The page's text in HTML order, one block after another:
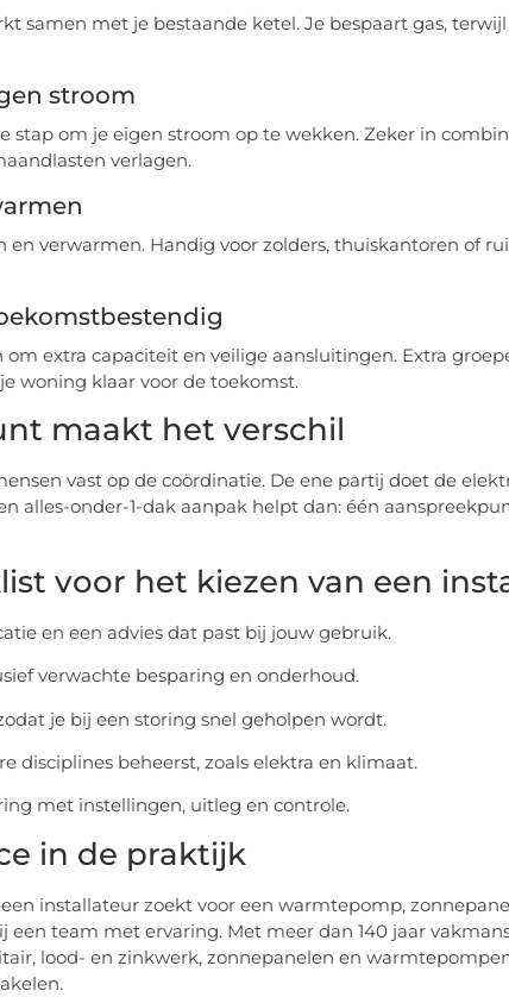
samen met je bestaande ketel. Je bespaart gas,
stroom
stap om je eigen stroom op te wekken. Zeker in
verlagen.
en verwarmen. Handig voor zolders, thuiskantoren of
om extra capaciteit en veilige aansluitingen. Extra
woning klaar voor de toekomst.
maakt het verschil
vast op de coördinatie. De ene partij doet de
alles-onder-1-dak aanpak helpt dan: één
voor het kiezen van een
en een advies dat past bij jouw gebruik.
verwachte besparing en onderhoud.
je bij een storing snel geholpen wordt.
disciplines beheerst, zoals elektra en klimaat.
met instellingen, uitleg en controle.
in de praktijk
installateur zoekt voor een warmtepomp,
team met ervaring. Met meer dan 140 jaar
lood- en zinkwerk, zonnepanelen en